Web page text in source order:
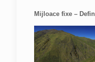
Mijloace fixe –